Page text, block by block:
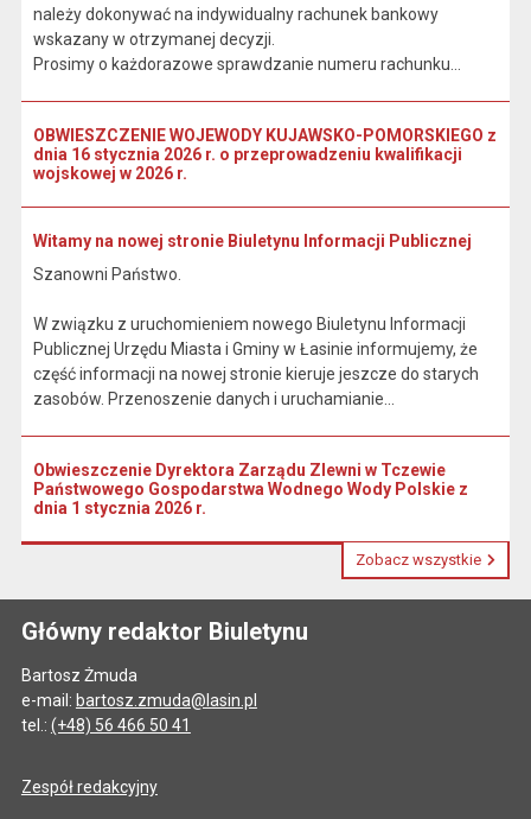
należy dokonywać na indywidualny rachunek bankowy
wskazany w otrzymanej decyzji.
Prosimy o każdorazowe sprawdzanie numeru rachunku...
OBWIESZCZENIE WOJEWODY KUJAWSKO-POMORSKIEGO z
dnia 16 stycznia 2026 r. o przeprowadzeniu kwalifikacji
wojskowej w 2026 r.
Witamy na nowej stronie Biuletynu Informacji Publicznej
Szanowni Państwo.
W związku z uruchomieniem nowego Biuletynu Informacji
Publicznej Urzędu Miasta i Gminy w Łasinie informujemy, że
część informacji na nowej stronie kieruje jeszcze do starych
zasobów. Przenoszenie danych i uruchamianie...
Obwieszczenie Dyrektora Zarządu Zlewni w Tczewie
Państwowego Gospodarstwa Wodnego Wody Polskie z
dnia 1 stycznia 2026 r.
Zobacz wszystkie
Główny redaktor Biuletynu
Bartosz Żmuda
e-mail: bartosz.zmuda@lasin.pl
tel.: (+48) 56 466 50 41
Zespół redakcyjny